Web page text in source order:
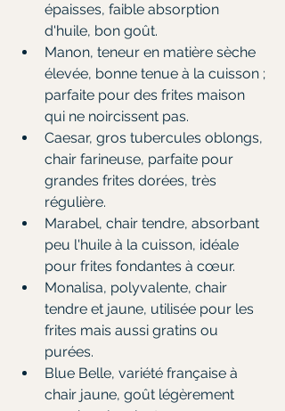
épaisses, faible absorption
d'huile, bon goût.
Manon, teneur en matière sèche
élevée, bonne tenue à la cuisson ;
parfaite pour des frites maison
qui ne noircissent pas.
Caesar, gros tubercules oblongs,
chair farineuse, parfaite pour
grandes frites dorées, très
régulière.
Marabel, chair tendre, absorbant
peu l'huile à la cuisson, idéale
pour frites fondantes à cœur.
Monalisa, polyvalente, chair
tendre et jaune, utilisée pour les
frites mais aussi gratins ou
purées.
Blue Belle, variété française à
chair jaune, goût légèrement